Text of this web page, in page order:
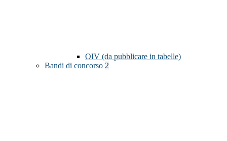
OIV (da pubblicare in tabelle)
Bandi di concorso 2